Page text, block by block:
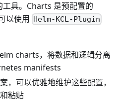
具。Charts 是预配置的
以使用 Helm-KCL-Plugin
charts，将数据和逻辑分离
manifests
，可以优雅地维护这些配置，
粘贴